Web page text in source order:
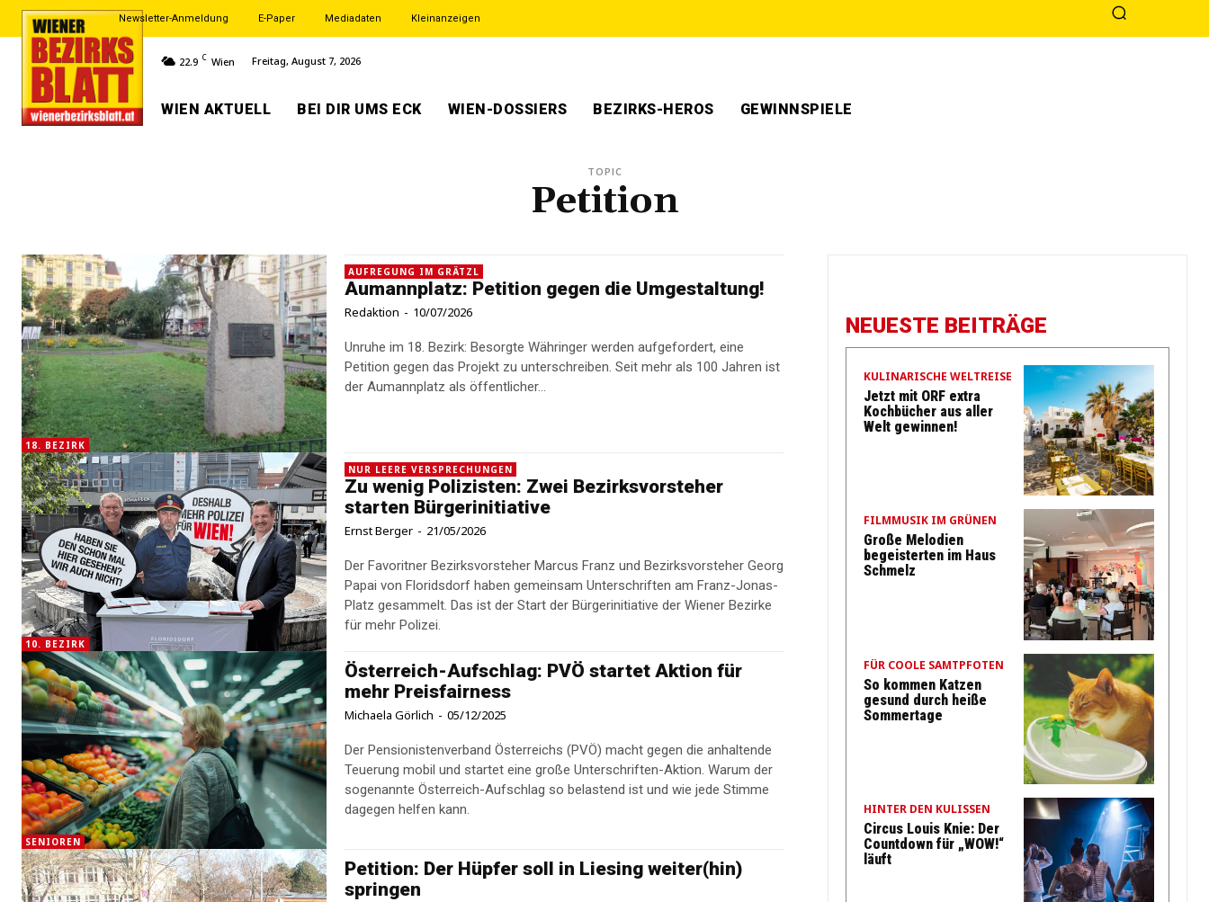
Newsletter-Anmeldung E-Paper Mediadaten Kleinanzeigen
22.9 C Wien Freitag, August 7, 2026
WIEN AKTUELL BEI DIR UMS ECK WIEN-DOSSIERS BEZIRKS-HEROS GEWINNSPIELE
TOPIC
Petition
18. BEZIRK
AUFREGUNG IM GRÄTZL
Aumannplatz: Petition gegen die Umgestaltung!
Redaktion - 10/07/2026
Unruhe im 18. Bezirk: Besorgte Währinger werden aufgefordert, eine
Petition gegen das Projekt zu unterschreiben. Seit mehr als 100 Jahren ist
der Aumannplatz als öffentlicher...
10. BEZIRK
NUR LEERE VERSPRECHUNGEN
Zu wenig Polizisten: Zwei Bezirksvorsteher
starten Bürgerinitiative
Ernst Berger - 21/05/2026
Der Favoritner Bezirksvorsteher Marcus Franz und Bezirksvorsteher Georg
Papai von Floridsdorf haben gemeinsam Unterschriften am Franz-Jonas-
Platz gesammelt. Das ist der Start der Bürgerinitiative der Wiener Bezirke
für mehr Polizei.
SENIOREN
Österreich-Aufschlag: PVÖ startet Aktion für
mehr Preisfairness
Michaela Görlich - 05/12/2025
Der Pensionistenverband Österreichs (PVÖ) macht gegen die anhaltende
Teuerung mobil und startet eine große Unterschriften-Aktion. Warum der
sogenannte Österreich-Aufschlag so belastend ist und wie jede Stimme
dagegen helfen kann.
Petition: Der Hüpfer soll in Liesing weiter(hin)
springen
NEUESTE BEITRÄGE
KULINARISCHE WELTREISE
Jetzt mit ORF extra
Kochbücher aus aller
Welt gewinnen!
FILMMUSIK IM GRÜNEN
Große Melodien
begeisterten im Haus
Schmelz
FÜR COOLE SAMTPFOTEN
So kommen Katzen
gesund durch heiße
Sommertage
HINTER DEN KULISSEN
Circus Louis Knie: Der
Countdown für „WOW!“
läuft